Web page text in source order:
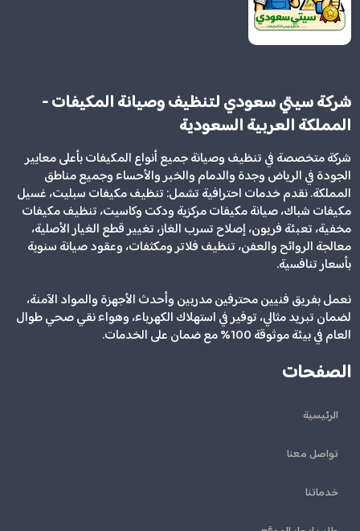
شركة سيتي سعودي لتنظيف وصيانة المكيفات -
المملكة العربية السعودية
شركة متخصصة في تنظيف وصيانة جميع أنواع المكيفات بأعلى معايير
الجودة في الرياض وجدة والدمام والخبر والأحساء وجميع مناطق
المملكة. نقدم خدمات احترافية تشمل: تنظيف مكيفات سبليت، غسيل
مكيفات شباك، صيانة مكيفات مركزية ودكت وكاسيت، تنظيف مكيفات
مخفية، تعبئة فريون، إصلاح تسرب الغاز، تغيير قطع الغيار الأصلية،
معالجة الروائح والعفن، تنظيف فلاتر ومكثفات، وعقود صيانة سنوية
بأسعار تنافسية.
نعمل بفريق فنيين محترفين مدربين وأحدث الأجهزة والمواد الآمنة،
لضمان تبريد مثالي، توفير في استهلاك الكهرباء، وهواء نقي صحي طوال
العام في بيئة موثوقة 100% مع ضمان على الخدمات.
الصفحات
الرئيسية
تواصل معنا
خدماتنا